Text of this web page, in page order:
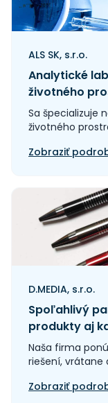
ALS SK, s.r.o.
Analytické
životného
Sa špecializuje
životného
Zobraziť
D.MEDIA, s.r.o.
Spoľahlivý
produkty aj
Naša firma
riešení,
Zobraziť